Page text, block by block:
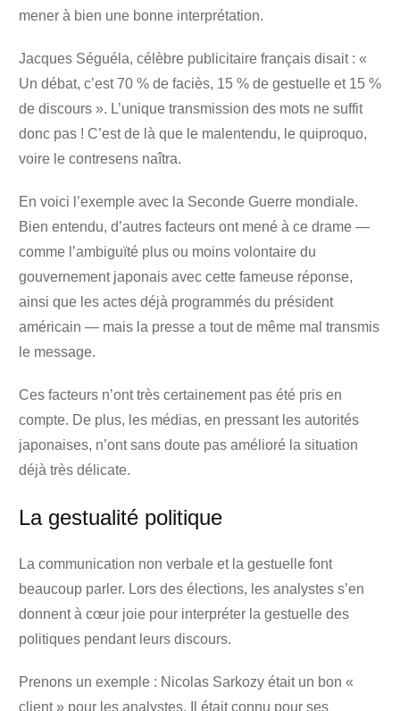
mener à bien une bonne interprétation.
Jacques Séguéla, célèbre publicitaire français disait : «
Un débat, c’est 70 % de faciès, 15 % de gestuelle et 15 %
de discours ». L’unique transmission des mots ne suffit
donc pas ! C’est de là que le malentendu, le quiproquo,
voire le contresens naîtra.
En voici l’exemple avec la Seconde Guerre mondiale.
Bien entendu, d’autres facteurs ont mené à ce drame —
comme l’ambiguïté plus ou moins volontaire du
gouvernement japonais avec cette fameuse réponse,
ainsi que les actes déjà programmés du président
américain — mais la presse a tout de même mal transmis
le message.
Ces facteurs n’ont très certainement pas été pris en
compte. De plus, les médias, en pressant les autorités
japonaises, n’ont sans doute pas amélioré la situation
déjà très délicate.
La gestualité politique
La communication non verbale et la gestuelle font
beaucoup parler. Lors des élections, les analystes s’en
donnent à cœur joie pour interpréter la gestuelle des
politiques pendant leurs discours.
Prenons un exemple : Nicolas Sarkozy était un bon «
client » pour les analystes. Il était connu pour ses